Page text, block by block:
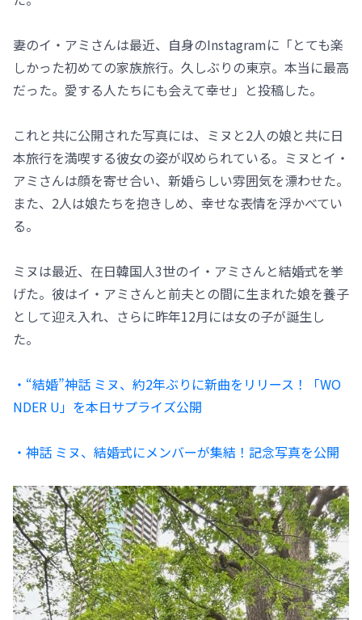
妻のイ・アミさんは最近、自身のInstagramに「とても楽
しかった初めての家族旅行。久しぶりの東京。本当に最高
だった。愛する人たちにも会えて幸せ」と投稿した。
これと共に公開された写真には、ミヌと2人の娘と共に日
本旅行を満喫する彼女の姿が収められている。ミヌとイ・
アミさんは顔を寄せ合い、新婚らしい雰囲気を漂わせた。
また、2人は娘たちを抱きしめ、幸せな表情を浮かべてい
る。
ミヌは最近、在日韓国人3世のイ・アミさんと結婚式を挙
げた。彼はイ・アミさんと前夫との間に生まれた娘を養子
として迎え入れ、さらに昨年12月には女の子が誕生し
た。
・“結婚”神話 ミヌ、約2年ぶりに新曲をリリース！「WO
NDER U」を本日サプライズ公開
・神話 ミヌ、結婚式にメンバーが集結！記念写真を公開